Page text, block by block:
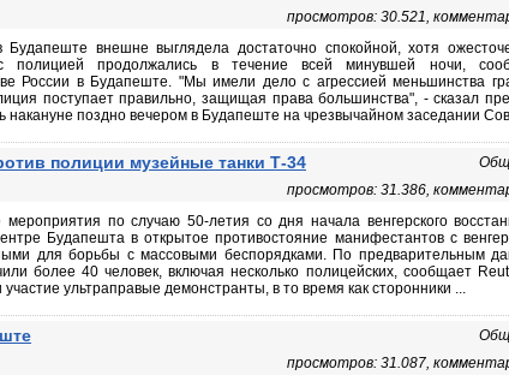
просмотров: 30.521,
Будапеште внешне выглядела достаточно спокойной, хотя
с полицией продолжались в течение всей минувшей ночи,
России в Будапеште. "Мы имели дело с агрессией меньшинства
поступает правильно, защищая права большинства", - сказал
поздно вечером в Будапеште на чрезвычайном заседании
полиции музейные танки Т-34
просмотров: 31.386,
по случаю 50-летия со дня начала венгерского
Будапешта в открытое противостояние манифестантов с
для борьбы с массовыми беспорядками. По предварительным
более 40 человек, включая несколько полицейских, сообщает
ультраправые демонстранты, в то время как сторонники ...
просмотров: 31.087,